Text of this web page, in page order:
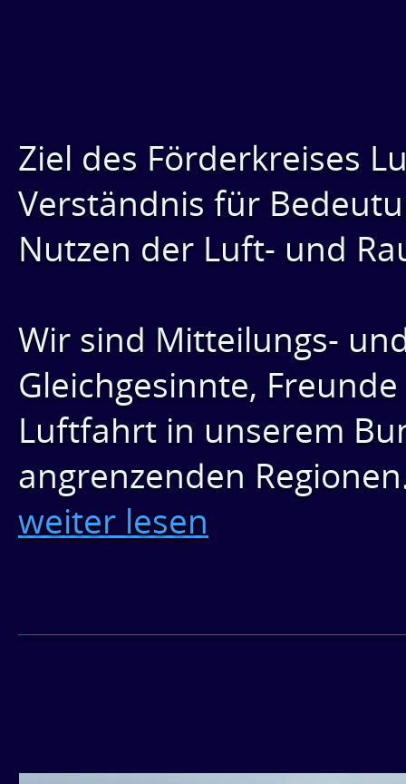
Ziel des Förderkreises
Verständnis für
Nutzen der Luft- und
Wir sind Mitteilungs-
Gleichgesinnte,
Luftfahrt in unserem
angrenzenden
weiter lesen